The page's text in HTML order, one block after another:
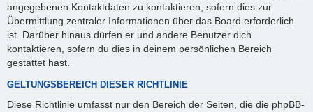
angegebenen Kontaktdaten zu kontaktieren, sofern dies zur
Übermittlung zentraler Informationen über das Board erforderlich
ist. Darüber hinaus dürfen er und andere Benutzer dich
kontaktieren, sofern du dies in deinem persönlichen Bereich
gestattet hast.
GELTUNGSBEREICH DIESER RICHTLINIE
Diese Richtlinie umfasst nur den Bereich der Seiten, die die phpBB-